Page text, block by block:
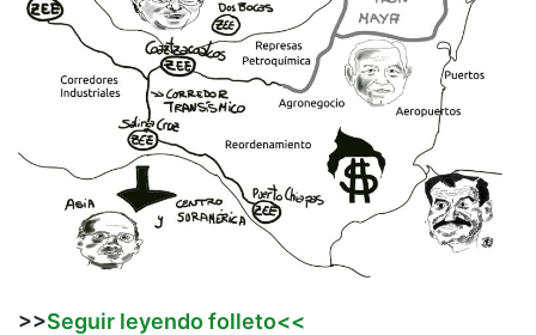
>>Seguir leyendo folleto<<